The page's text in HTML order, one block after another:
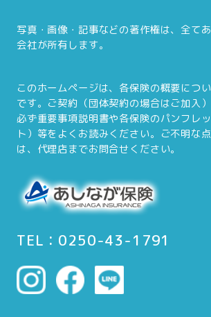
写真・画像・記事などの著作権は、全て
会社が所有します。
このホームページは、各保険の概要につ
です。ご契約（団体契約の場合はご加入）
必ず重要事項説明書や各保険のパンフレ
ト）等をよくお読みください。ご不明な
は、代理店までお問合せください。
TEL：0250-43-1791